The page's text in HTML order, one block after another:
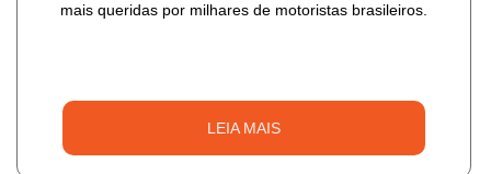
mais queridas por milhares de motoristas brasileiros.
LEIA MAIS